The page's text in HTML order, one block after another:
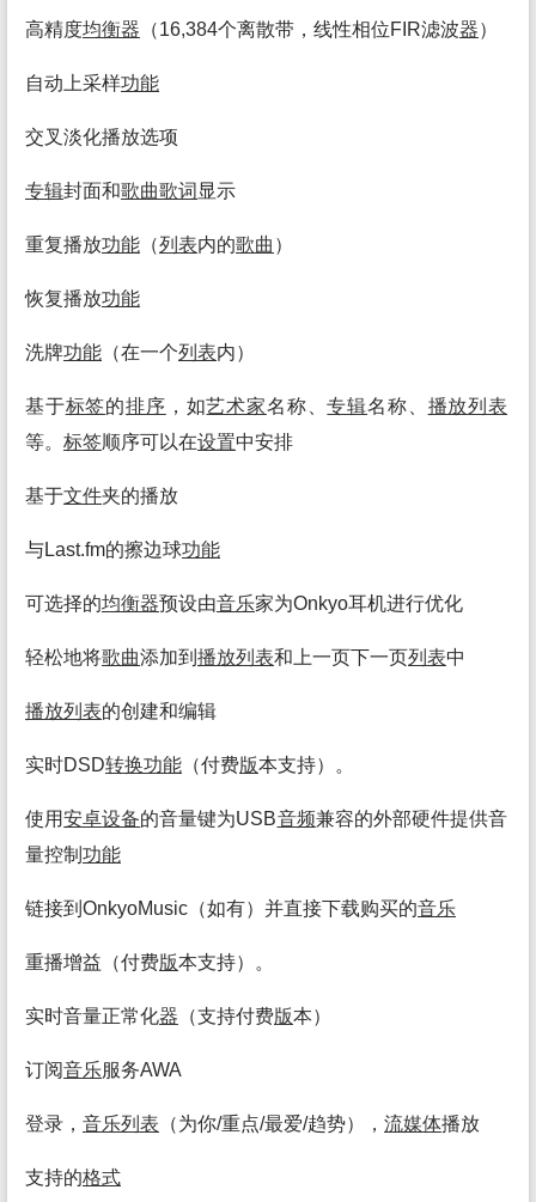
高精度均衡器 （16,384个离散带，线性相位FIR滤波器）
自动上采样功能
交叉淡化播放选项
专辑封面和歌曲歌词 显示
重复播放功能 （列表内的歌曲 ）
恢复播放功能
洗牌功能 （在一个列表内）
基于标签的排序 ，如艺术家名称、专辑名称、 播放列表
等。 标签顺序可以在设置中安排
基于文件夹的播放
与Last.fm的擦边球功能
可选择的均衡器预设由音乐家为Onkyo耳机进行优化
轻松地将歌曲添加到 播放列表和上一页下一页列表中
播放列表的创建和编辑
实时DSD转换功能 （付费版本支持）。
使用安卓设备的音量键为USB音频兼容的外部硬件提供音
量控制 功能
链接到OnkyoMusic（如有）并直接下载购买的音乐
重播增益（付费版本支持）。
实时音量正常化器 （支持付费版本）
订阅音乐服务AWA
登录， 音乐列表 （为你/重点/最爱/趋势）， 流媒体播放
支持的格式